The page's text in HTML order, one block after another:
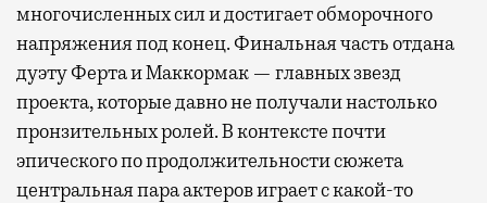
многочисленных сил и достигает обморочного
напряжения под конец. Финальная часть отдана
дуэту Ферта и Маккормак — главных звезд
проекта, которые давно не получали настолько
пронзительных ролей. В контексте почти
эпического по продолжительности сюжета
центральная пара актеров играет с какой-то